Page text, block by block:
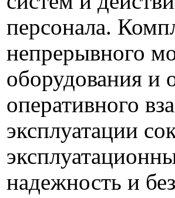
персонала.
непрерывного
оборудования и
оперативного
эксплуатации
надежность и